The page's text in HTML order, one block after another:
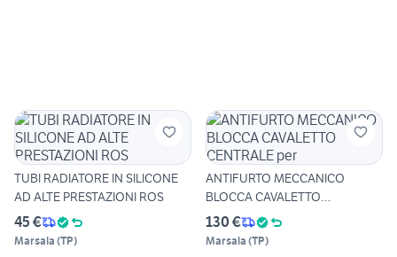
TUBI RADIATORE IN SILICONE
AD ALTE PRESTAZIONI ROS
45 €
Marsala (TP)
ANTIFURTO MECCANICO
BLOCCA CAVALETTO
CENTRALE per
130 €
Marsala (TP)